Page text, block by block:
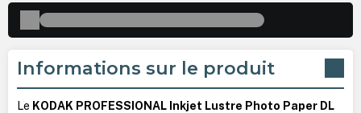
Informations sur le produit
Le KODAK PROFESSIONAL Inkjet Lustre Photo Paper DL